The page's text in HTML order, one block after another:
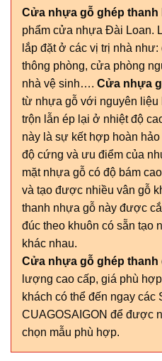
Cửa nhựa gỗ ghép thanh
phẩm cửa nhựa Đài Loan.
lắp đặt ở các vị trị nhà
thông phòng, cửa phòng
nhà vệ sinh…. Cửa nhựa
từ nhựa gỗ với nguyên liệu
trộn lẫn ép lại ở nhiệt độ
này là sự kết hợp hoàn
độ cứng và ưu điểm của
mặt nhựa gỗ có độ bám
và tạo được nhiều vân gỗ
thanh nhựa gỗ này được
đúc theo khuôn có sẵn tạo
khác nhau.
Cửa nhựa gỗ ghép thanh
lượng cao cấp, giá phù
khách có thể đến ngay các
CUAGOSAIGON để được
chọn mẫu phù hợp.